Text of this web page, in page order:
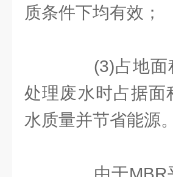
质条件下均有效；
(3)占地面积
处理废水时占据
水质量并节省能源。